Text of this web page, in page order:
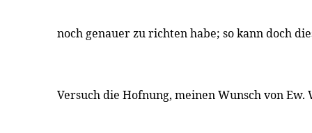
noch genauer zu richten habe; so kann doch
Versuch die Hofnung, meinen Wunsch von Ew.